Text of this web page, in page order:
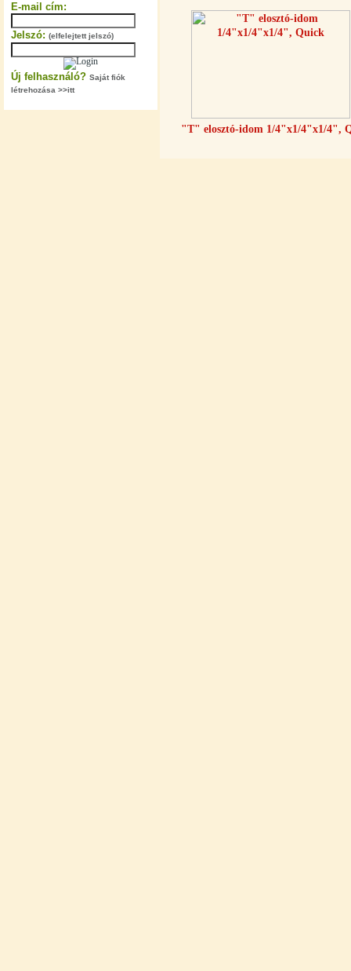
320,-Ft
E-mail cím:
Jelszó: (elfelejtett jelszó)
Új felhasználó? Saját fiók
létrehozása >>itt
"T" elosztó-idom 1/4"x1/4"x1/4",